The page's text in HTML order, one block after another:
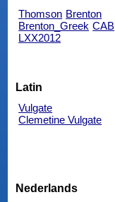
Thomson Brenton
Brenton_Greek CAB
LXX2012
Latin
Vulgate
Clemetine Vulgate
Nederlands